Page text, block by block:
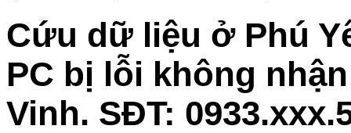
Cứu dữ liệu ở Phú
PC bị lỗi không
Vinh. SĐT: